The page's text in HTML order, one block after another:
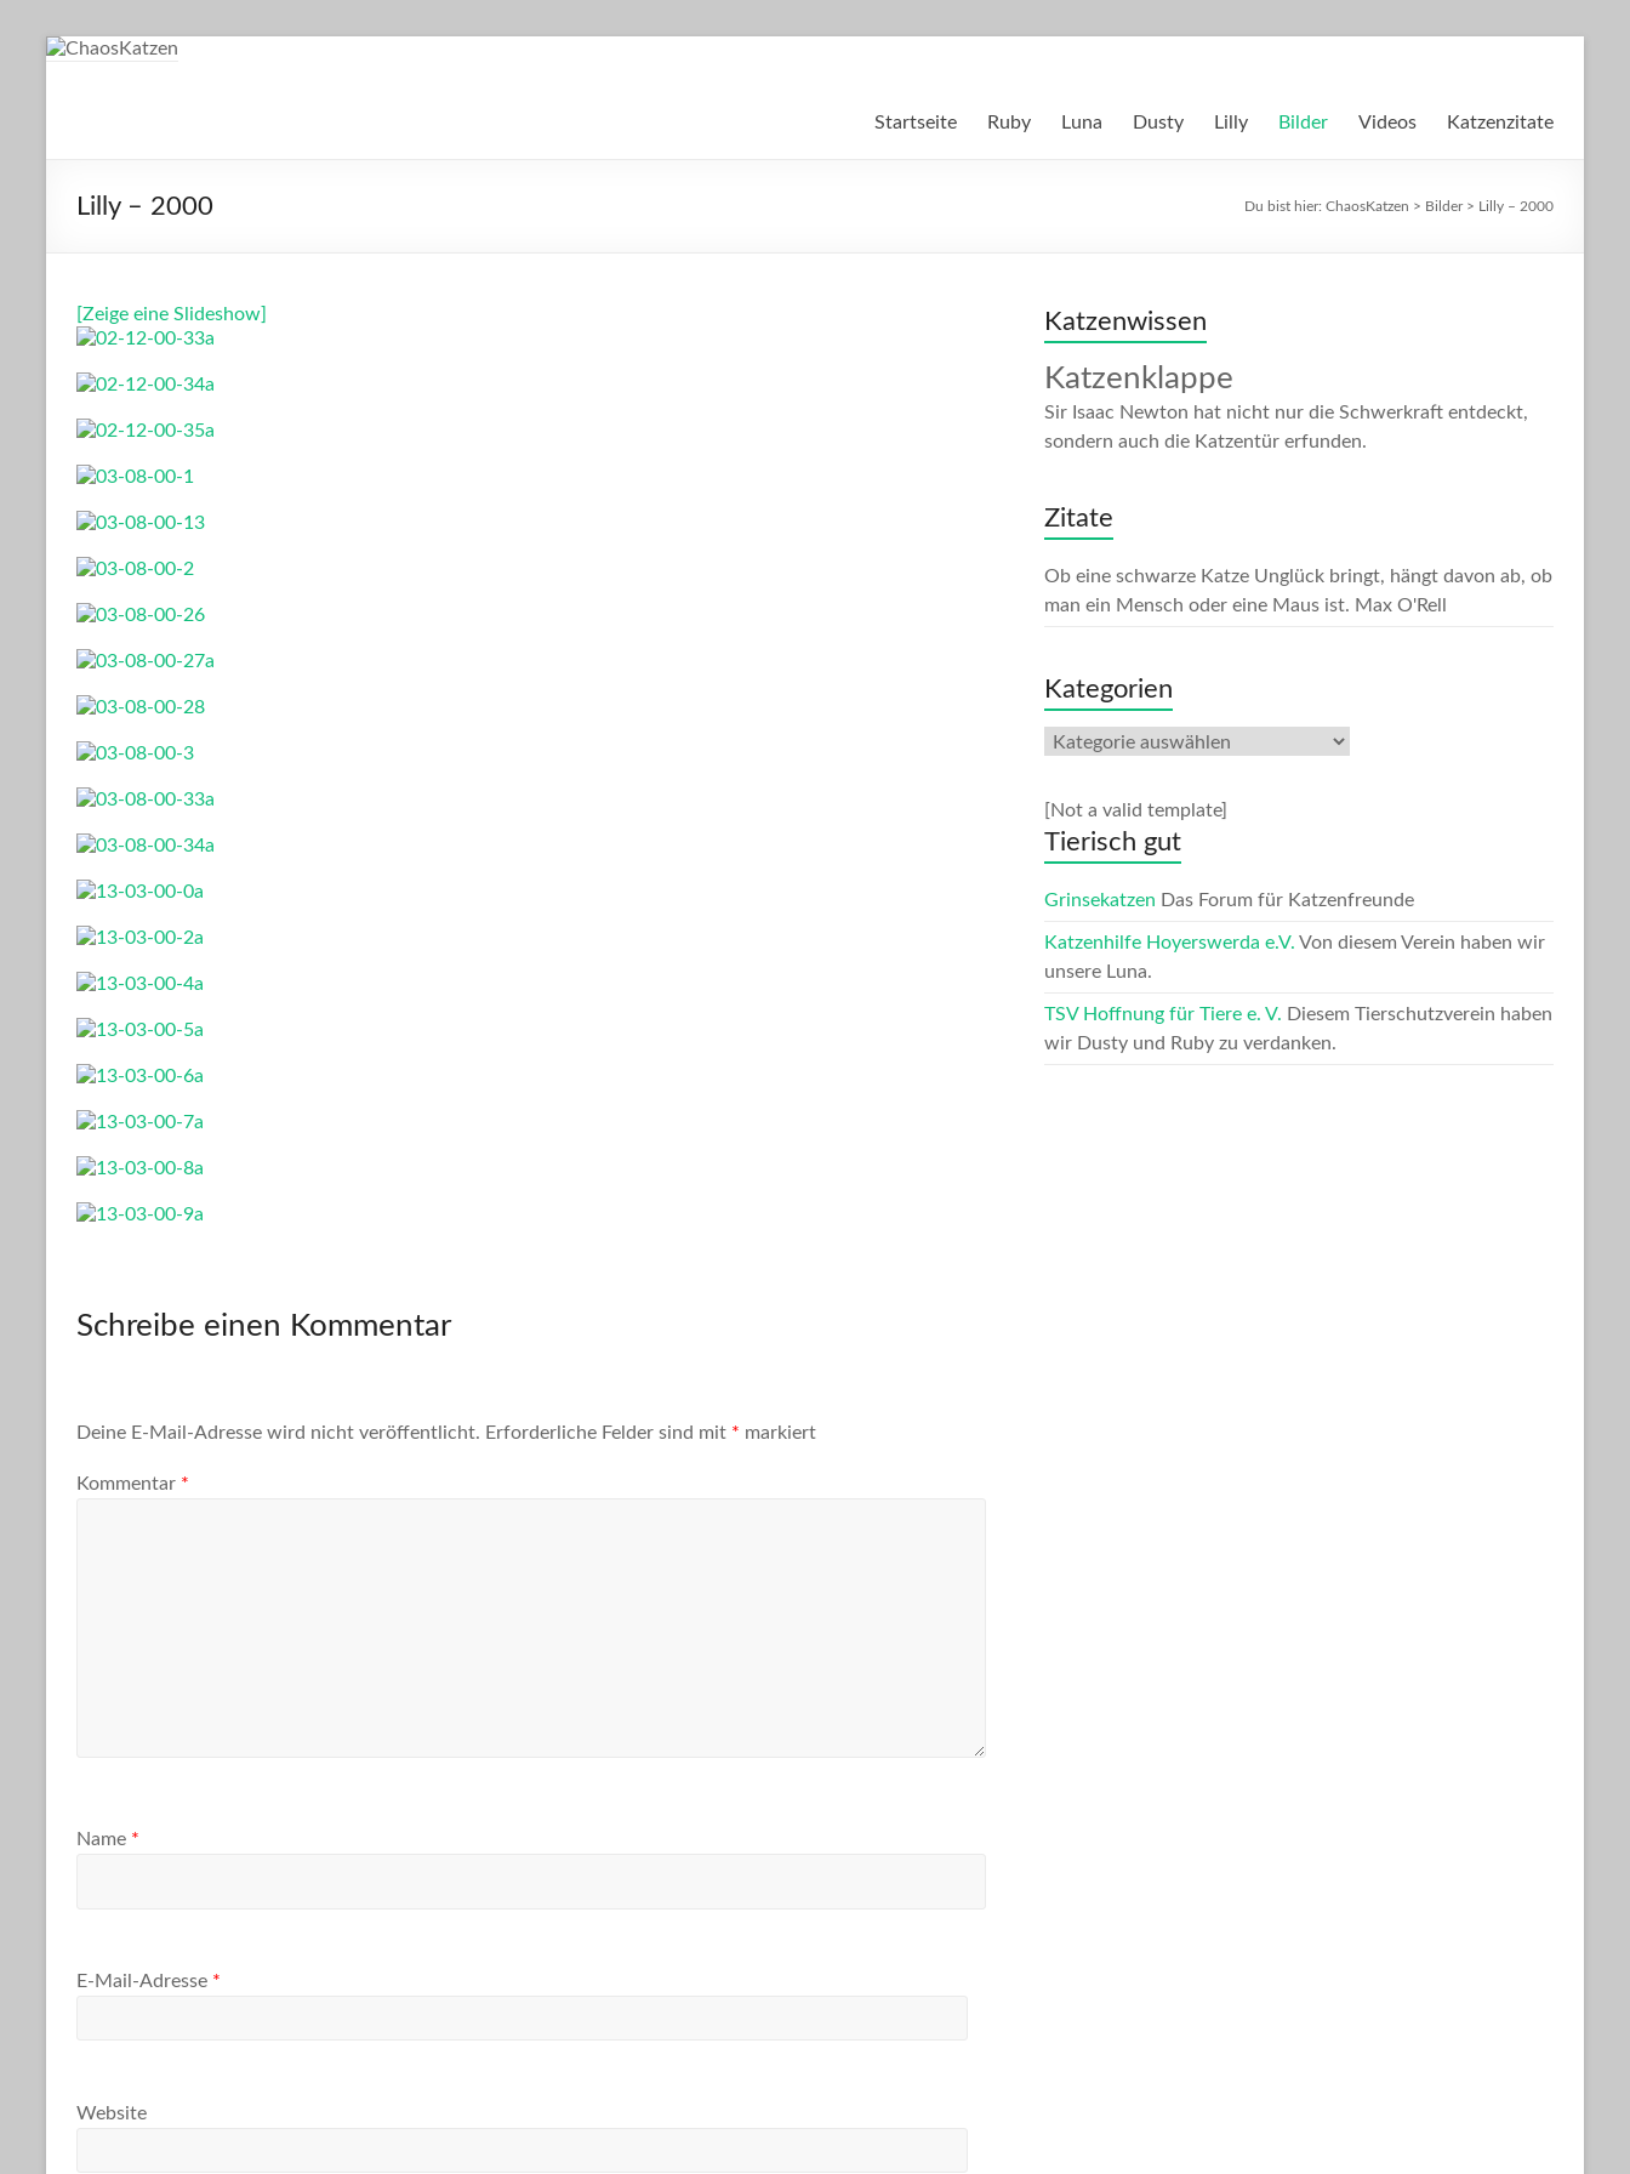
Zum
Startseite
Ruby Luna Dusty Lilly Bilder Videos Katzenzitate
Lilly – 2000 Du bist hier: ChaosKatzen > Bilder> Lilly – 2000
[Zeige eine Slideshow]
Schreibe einen Kommentar
Deine E-Mail-Adresse wird nicht veröffentlicht. Erforderliche Felder sind mit * markiert
Kommentar *
Name *
E-Mail-Adresse *
Website
Katzenwissen
Katzenklappe
Sir Isaac Newton hat nicht nur die Schwerkraft entdeckt,
sondern auch die Katzentür erfunden.
Zitate
Ob eine schwarze Katze Unglück bringt, hängt davon ab, ob
man ein Mensch oder eine Maus ist. Max O'Rell
Kategorien
Kategorien
[Not a valid template]
Tierisch gut
Grinsekatzen Das Forum für Katzenfreunde
Katzenhilfe Hoyerswerda e.V. Von diesem Verein haben wir
unsere Luna.
TSV Hoffnung für Tiere e. V. Diesem Tierschutzverein haben
wir Dusty und Ruby zu verdanken.